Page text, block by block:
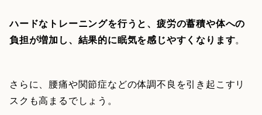
ハードなトレーニングを行うと、疲労の蓄積や体への
負担が増加し、結果的に眠気を感じやすくなります。
さらに、腰痛や関節症などの体調不良を引き起こすリ
スクも高まるでしょう。